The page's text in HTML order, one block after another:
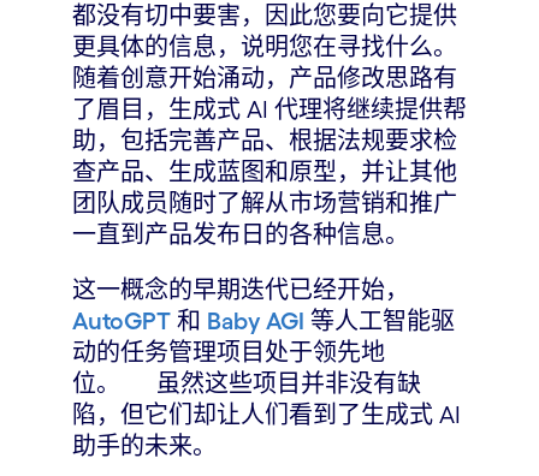
都没有切中要害，因此您要向它提供
更具体的信息，说明您在寻找什么。
随着创意开始涌动，产品修改思路有
了眉目，生成式 AI 代理将继续提供帮
助，包括完善产品、根据法规要求检
查产品、生成蓝图和原型，并让其他
团队成员随时了解从市场营销和推广
一直到产品发布日的各种信息。
这一概念的早期迭代已经开始，
AutoGPT 和 Baby AGI 等人工智能驱
动的任务管理项目处于领先地
位。 虽然这些项目并非没有缺
陷，但它们却让人们看到了生成式 AI
助手的未来。